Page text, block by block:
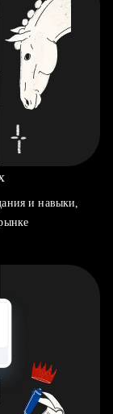
и навыки,